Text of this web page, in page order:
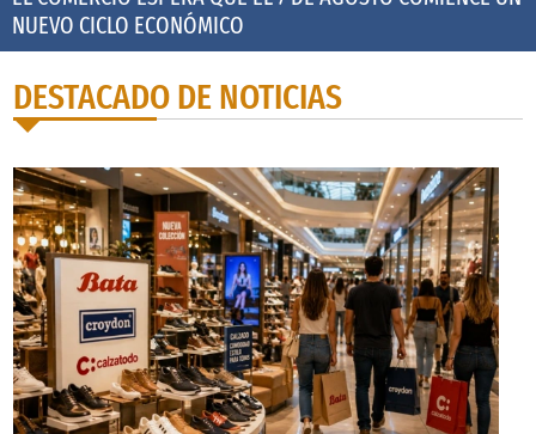
NUEVO CICLO ECONÓMICO
DESTACADO DE NOTICIAS